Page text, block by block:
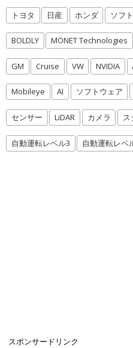
トヨタ 日産 ホンダ ソフ
BOLDLY MONET Technologies
GM Cruise VW NVIDIA
Mobileye AI ソフトウェア
センサー LiDAR カメラ ス
自動運転レベル3 自動運転レベ
スポンサードリンク